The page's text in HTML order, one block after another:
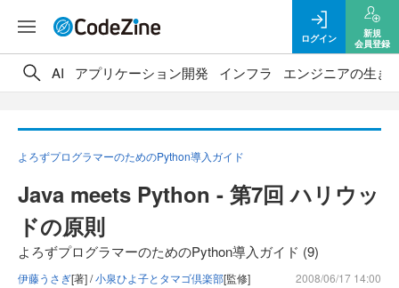
ログイン
新規
会員登録
AI アプリケーション開発 インフラ エンジニアの生き
よろずプログラマーのためのPython導入ガイド
Java meets Python - 第7回 ハリウッ
ドの原則
よろずプログラマーのためのPython導入ガイド (9)
伊藤うさぎ[著] /小泉ひよ子とタマゴ倶楽部[監修] 2008/06/17 14:00